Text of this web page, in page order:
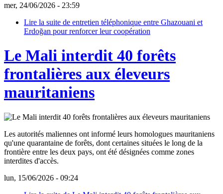
mer, 24/06/2026 - 23:59
Lire la suite de entretien téléphonique entre Ghazouani et
Erdoğan pour renforcer leur coopération
Le Mali interdit 40 forêts
frontalières aux éleveurs
mauritaniens
Les autorités maliennes ont informé leurs homologues mauritaniens
qu'une quarantaine de forêts, dont certaines situées le long de la
frontière entre les deux pays, ont été désignées comme zones
interdites d'accès.
lun, 15/06/2026 - 09:24